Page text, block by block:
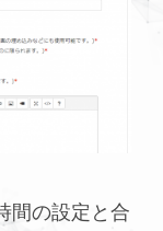
間の設定と合